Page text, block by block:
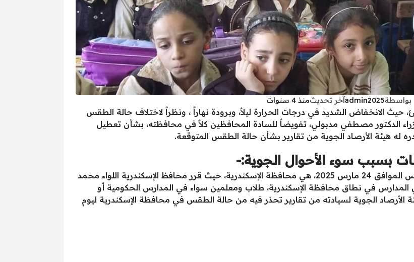
بواسطةadmin2025آخر تحديثمنذ 4 سنوات
الانخفاض الشديد في درجات الحرارة ليلاً، وبرودة نهاراً ، ونظراً لاختلاف حالة الطقس
الدكتور مصطفي مدبولي، تفويضاً للسادة المحافظين كلاً في محافظته، بشأن تعطيل
له هيئة الأرصاد الجوية من تقارير بشأن حالة الطقس المتوقعة.
بسبب سوء الأحوال الجوية:-
أول المحافظات التي تقرر تعطيل الدراسة يوم الخميس الموافق 24 مارس 2025، هي محافظة الإسكندرية، حيث قرر محافظ الإسكندرية اللواء محمد
المدارس في نطاق محافظة الإسكندرية، طلاب ومعلمين سواء في المدارس الحكومية أو
الأرصاد الجوية لسيادته من تقارير تحذر فيه من حالة الطقس في محافظة الإسكندرية ليوم